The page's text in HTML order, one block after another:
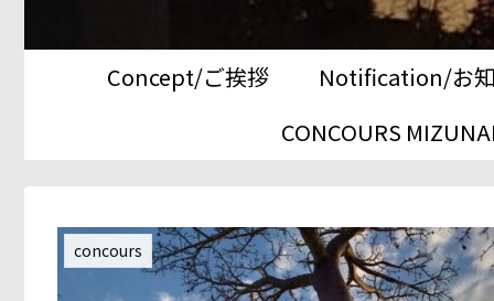
Concept/ご挨拶
Notification/お
CONCOURS
concours